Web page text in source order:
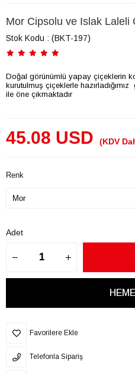
Mor Cipsolu ve Islak Laleli
Stok Kodu (BKT-197)
Doğal görünümlü yapay çiçeklerin
kurutulmuş çiçeklerle
ile öne çıkmaktadır
45.08 USD (KDV
Renk
Adet
Favorilere Ekle
Telefonla Sipariş